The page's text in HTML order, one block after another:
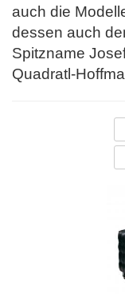
auch die
dessen auch
Spitzname
Quadratl-